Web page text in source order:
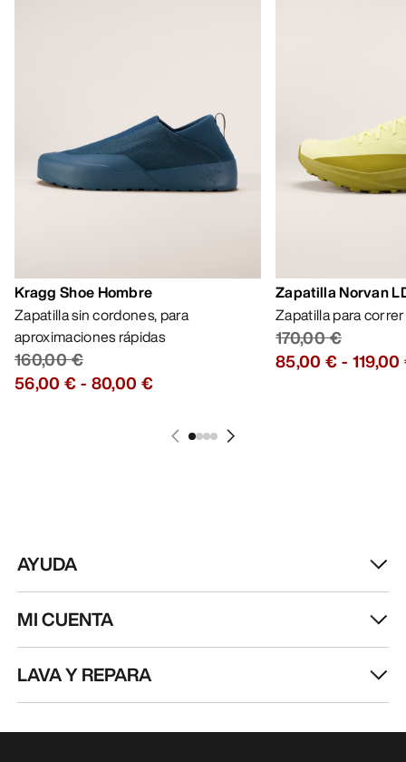
Kragg Shoe Hombre
Zapatilla sin cordones, para
aproximaciones rápidas
160,00 €
56,00 €- 80,00 €
Zapatilla Norvan
Zapatilla para
170,00 €
85,00 €-
AYUDA
MI CUENTA
LAVA Y REPARA